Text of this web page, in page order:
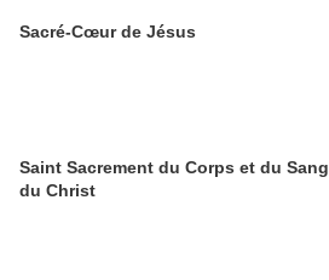
Sacré-Cœur de Jésus
Saint Sacrement du Corps et du Sang
du Christ